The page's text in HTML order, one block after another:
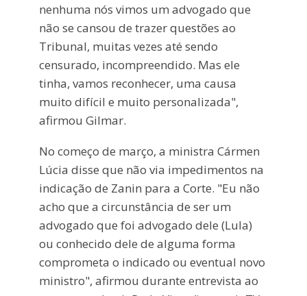
nenhuma nós vimos um advogado que
não se cansou de trazer questões ao
Tribunal, muitas vezes até sendo
censurado, incompreendido. Mas ele
tinha, vamos reconhecer, uma causa
muito difícil e muito personalizada",
afirmou Gilmar.
No começo de março, a ministra Cármen
Lúcia disse que não via impedimentos na
indicação de Zanin para a Corte. "Eu não
acho que a circunstância de ser um
advogado que foi advogado dele (Lula)
ou conhecido dele de alguma forma
comprometa o indicado ou eventual novo
ministro", afirmou durante entrevista ao